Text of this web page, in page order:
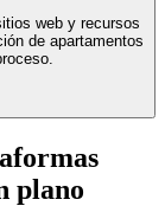
web y recursos
de apartamentos
plano